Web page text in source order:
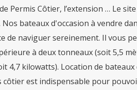
Permis Côtier, l’extension … Le
bateaux d'occasion à vendre
de naviguer sereinement. Il vous
à deux tonneaux (soit 5,5
4,7 kilowatts). Location de
est indispensable pour